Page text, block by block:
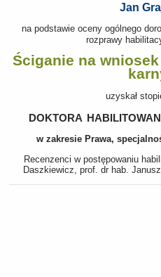
Jan
na podstawie oceny ogólnego
rozprawy
Ściganie na
uzyskał
doktora
w zakresie Prawa,
Recenzenci w postępowaniu
Daszkiewicz, prof. dr hab.